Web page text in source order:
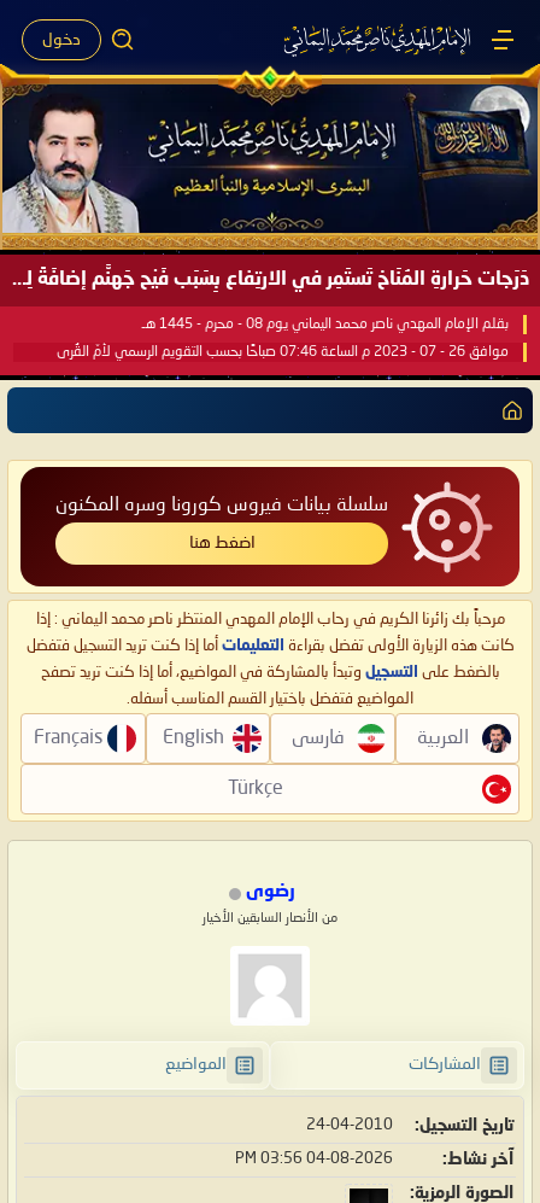
دخول
دَرَجات حَرارةِ المُنَاخ تَستَمِر في الارتِفاع بِسَبَب فَيْح جَهنَّم إضافَةً لِحرارةِ الشَّمس في مُحكَم القُرآن العَظيم ..
بقلم الإمام المهدي ناصر محمد اليماني يوم 08 - محرم - 1445 هـ
موافق 26 - 07 - 2023 م الساعة 07:46 صباحًا بحسب التقويم الرسمي لأمّ القُرى
سلسلة بيانات فيروس كورونا وسره المكنون
اضغط هنا
مرحباً بك زائرنا الكريم في رحاب الإمام المهدي المنتظر ناصر محمد اليماني : إذا
كانت هذه الزيارة الأولى تفضل بقراءة التعليمات أما إذا كنت تريد التسجيل فتفضل
بالضغط على التسجيل وتبدأ بالمشاركة في المواضيع، أما إذا كنت تريد تصفح
المواضيع فتفضل باختيار القسم المناسب أسفله.
العربية فارسی English
Français
Türkçe
رضوى
من الأنصار السابقين الأخيار
المشاركات المواضيع
تاريخ التسجيل 24-04-2010
آخر نشاط 04-08-2026
03:56 PM
الصورة الرمزية